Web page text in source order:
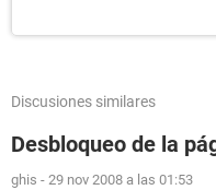
Discusiones similares
Desbloqueo de la
ghis - 29 nov 2008 a las 01:53